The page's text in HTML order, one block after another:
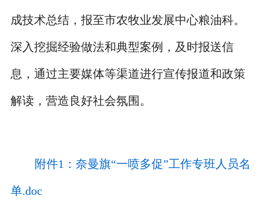
成技术总结，报至市农牧业发展中心粮油科。
深入挖掘经验做法和典型案例，及时报送信
息，通过主要媒体等渠道进行宣传报道和政策
解读，营造良好社会氛围。
附件1：奈曼旗“一喷多促”工作专班人员名
单.doc